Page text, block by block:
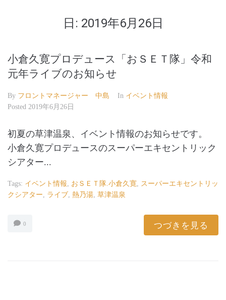
日: 2019年6月26日
小倉久寛プロデュース「おＳＥＴ隊」令和
元年ライブのお知らせ
By フロントマネージャー 中島 In イベント情報
Posted 2019年6月26日
初夏の草津温泉、イベント情報のお知らせです。
小倉久寛プロデュースのスーパーエキセントリック
シアター...
Tags: イベント情報, おＳＥＴ隊.小倉久寛, スーパーエキセントリッ
クシアター, ライブ, 熱乃湯, 草津温泉
0 つづきを見る